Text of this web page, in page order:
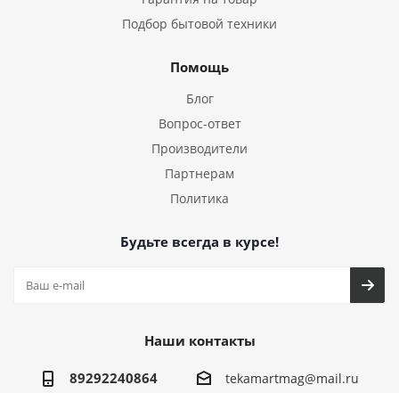
Подбор бытовой техники
Помощь
Блог
Вопрос-ответ
Производители
Партнерам
Политика
Будьте всегда в курсе!
Наши контакты
89292240864 tekamartmag@mail.ru